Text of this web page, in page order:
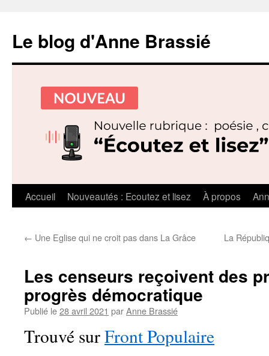
Le blog d'Anne Brassié
Aller
contenu
Accueil Nouveautés : Ecoutez et lisez À propos
← Une Eglise qui ne croit pas dans La Grâce La
Les censeurs reçoivent des
progrès démocratique
Publié le28 avril 2021 parAnne Brassié
Trouvé surFront Populaire